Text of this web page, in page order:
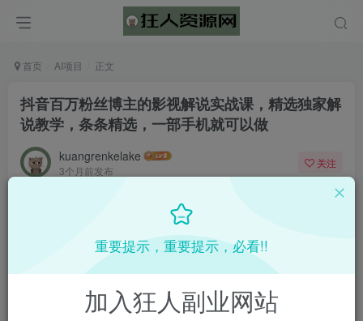
首页 AI项目 正文
抖音百万粉丝博主的影视解说实战课，精选独家解
说教学，条条精选，一部手机就可以做
kuangrenkelake
3个月前发布
关注
链接进入本站首页：
重要提示，重要提示，必看!!
加入狂人副业网站